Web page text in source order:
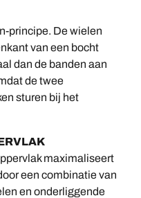
principe. De wielen
van een bocht
dan de banden aan
de twee
sturen bij het
maximaliseert
een combinatie van
en onderliggende